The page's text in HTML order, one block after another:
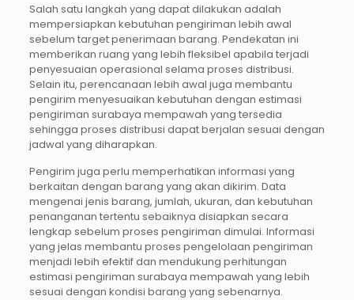
Salah satu langkah yang dapat dilakukan adalah
mempersiapkan kebutuhan pengiriman lebih awal
sebelum target penerimaan barang. Pendekatan ini
memberikan ruang yang lebih fleksibel apabila terjadi
penyesuaian operasional selama proses distribusi.
Selain itu, perencanaan lebih awal juga membantu
pengirim menyesuaikan kebutuhan dengan estimasi
pengiriman surabaya mempawah yang tersedia
sehingga proses distribusi dapat berjalan sesuai dengan
jadwal yang diharapkan.
Pengirim juga perlu memperhatikan informasi yang
berkaitan dengan barang yang akan dikirim. Data
mengenai jenis barang, jumlah, ukuran, dan kebutuhan
penanganan tertentu sebaiknya disiapkan secara
lengkap sebelum proses pengiriman dimulai. Informasi
yang jelas membantu proses pengelolaan pengiriman
menjadi lebih efektif dan mendukung perhitungan
estimasi pengiriman surabaya mempawah yang lebih
sesuai dengan kondisi barang yang sebenarnya.